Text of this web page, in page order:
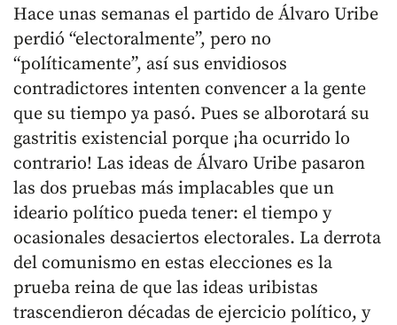
Hace unas semanas el partido de Álvaro Uribe
perdió “electoralmente”, pero no
“políticamente”, así sus envidiosos
contradictores intenten convencer a la gente
que su tiempo ya pasó. Pues se alborotará su
gastritis existencial porque ¡ha ocurrido lo
contrario! Las ideas de Álvaro Uribe pasaron
las dos pruebas más implacables que un
ideario político pueda tener: el tiempo y
ocasionales desaciertos electorales. La derrota
del comunismo en estas elecciones es la
prueba reina de que las ideas uribistas
trascendieron décadas de ejercicio político, y